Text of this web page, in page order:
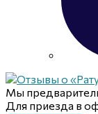
Мы
Для приезда в